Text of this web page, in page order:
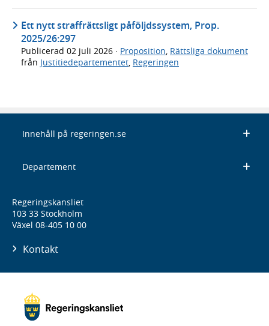
Ett nytt straffrättsligt påföljdssystem, Prop.
2025/26:297
Publicerad 02 juli 2026 · Proposition Rättsliga dokument
från Justitiedepartementet Regeringen
Innehåll på regeringen.se
Departement
Regeringskansliet
103 33 Stockholm
Växel 08-405 10 00
Kontakt